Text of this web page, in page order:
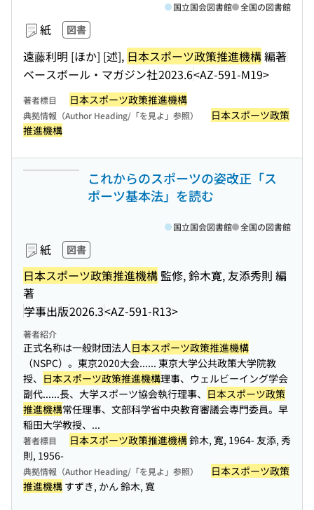
紙 図書
遠藤利明 [ほか] [述], 日本スポーツ政策推進機構編著
ベースボール・マガジン社2023.6<AZ-591-M19>
国立国会図書館 全国の図書館
著者標目 日本スポーツ政策推進機構
典拠情報（Author Heading/「を見よ」参照）
日本スポーツ政策
推進機構
これからのスポーツの姿改正「ス
ポーツ基本法」を読む
紙 図書
日本スポーツ政策推進機構 監修, 鈴木寛, 友添秀則 編
著
学事出版2026.3<AZ-591-R13>
国立国会図書館 全国の図書館
著者紹介
正式名称は一般財団法人日本スポーツ政策推進機構
（NSPC）。東京2020大会...... 東京大学公共政策大学院教
授、 日本スポーツ政策推進機構理事、ウェルビーイング学会
副代......長、大学スポーツ協会執行理事、 日本スポーツ政策
推進機構常任理事、文部科学省中央教育審議会専門委員。早
稲田大学教授、...
著者標目 日本スポーツ政策推進機構鈴木, 寛, 1964- 友添, 秀
則, 1956-
典拠情報（Author Heading/「を見よ」参照）
日本スポーツ政策
推進機構 すずき, かん 鈴木, 寛